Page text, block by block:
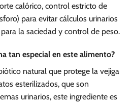
calórico, control estricto de
para evitar cálculos urinarios
la saciedad y control de peso.
tan especial en este alimento?
natural que protege la vejiga
esterilizados, que son
urinarios, este ingrediente es